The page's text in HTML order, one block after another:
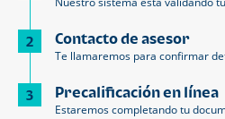
2 Contacto de asesor
Te llamaremos para confirmar
3 Precalificación en línea
Estaremos completando tu